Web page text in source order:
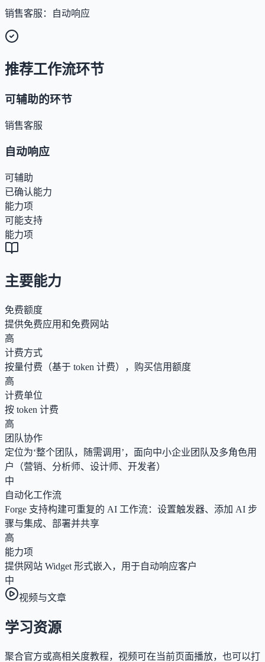
销售客服：自动响应
推荐工作流环节
可辅助的环节
销售客服
自动响应
可辅助
已确认能力
能力项
可能支持
能力项
主要能力
免费额度
提供免费应用和免费网站
高
计费方式
按量付费（基于 token 计费），购买信用额度
高
计费单位
按 token 计费
高
团队协作
定位为‘整个团队，随需调用’，面向中小企业团队及多角色用
户（营销、分析师、设计师、开发者）
中
自动化工作流
Forge 支持构建可重复的 AI 工作流：设置触发器、添加 AI 步
骤与集成、部署并共享
高
能力项
提供网站 Widget 形式嵌入，用于自动响应客户
中
视频与文章
学习资源
聚合官方或高相关度教程，视频可在当前页面播放，也可以打